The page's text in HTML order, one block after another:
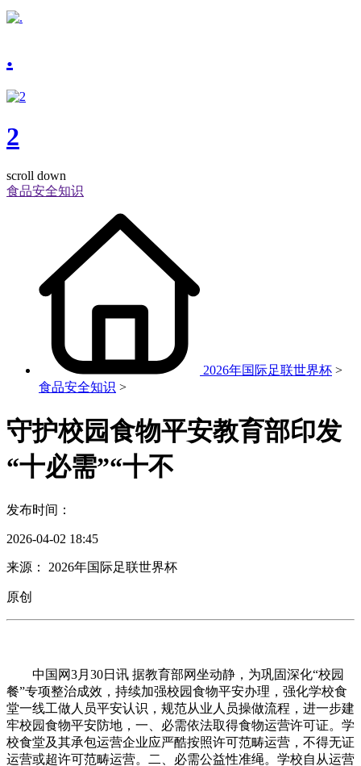
.
2
scroll down
食品安全知识
2026年国际足联世界杯 >
食品安全知识 >
守护校园食物平安教育部印发
“十必需”“十不
发布时间：
2026-04-02 18:45
来源： 2026年国际足联世界杯
原创
中国网3月30日讯 据教育部网坐动静，为巩固深化“校园
餐”专项整治成效，持续加强校园食物平安办理，强化学校食
堂一线工做人员平安认识，规范从业人员操做流程，进一步建
牢校园食物平安防地，一、必需依法取得食物运营许可证。学
校食堂及其承包运营企业应严酷按照许可范畴运营，不得无证
运营或超许可范畴运营。二、必需公益性准绳。学校自从运营